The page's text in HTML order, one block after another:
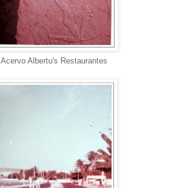
Acervo Albertu's Restaurantes